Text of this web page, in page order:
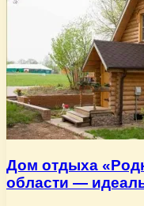
Дом отдыха
области —